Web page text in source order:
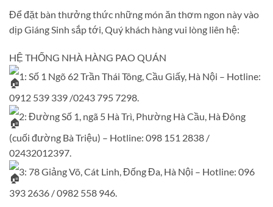
Để đặt bàn thưởng thức những món ăn thơm ngon này vào
dịp Giáng Sinh sắp tới, Quý khách hàng vui lòng liên hệ:
HỆ THỐNG NHÀ HÀNG PAO QUÁN
1: Số 1 Ngõ 62 Trần Thái Tông, Cầu Giấy, Hà Nội – Hotline:
0912 539 339 /0243 795 7298.
2: Đường Số 1, ngã 5 Hà Trì, Phường Hà Cầu, Hà Đông
(cuối đường Bà Triệu) – Hotline: 098 151 2838 /
02432012397.
3: 78 Giảng Võ, Cát Linh, Đống Đa, Hà Nội – Hotline: 096
393 2636 / 0982 558 946.